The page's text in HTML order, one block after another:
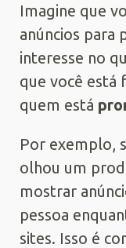
Imagine que
anúncios para
interesse no
que você está
quem está
Por exemplo,
olhou um
mostrar
pessoa
sites. Isso é